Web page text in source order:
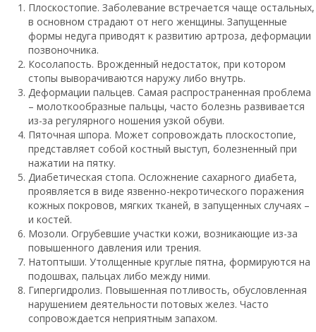
Плоскостопие. Заболевание встречается чаще остальных,
в основном страдают от него женщины. Запущенные
формы недуга приводят к развитию артроза, деформации
позвоночника.
Косолапость. Врожденный недостаток, при котором
стопы выворачиваются наружу либо внутрь.
Деформации пальцев. Самая распространенная проблема
– молоткообразные пальцы, часто болезнь развивается
из-за регулярного ношения узкой обуви.
Пяточная шпора. Может сопровождать плоскостопие,
представляет собой костный выступ, болезненный при
нажатии на пятку.
Диабетическая стопа. Осложнение сахарного диабета,
проявляется в виде язвенно-некротического поражения
кожных покровов, мягких тканей, в запущенных случаях –
и костей.
Мозоли. Огрубевшие участки кожи, возникающие из-за
повышенного давления или трения.
Натоптыши. Утолщенные круглые пятна, формируются на
подошвах, пальцах либо между ними.
Гипергидролиз. Повышенная потливость, обусловленная
нарушением деятельности потовых желез. Часто
сопровождается неприятным запахом.